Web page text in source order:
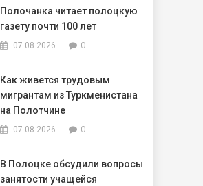
Полочанка читает полоцкую
газету почти 100 лет
07.08.2026 0
Как живется трудовым
мигрантам из Туркменистана
на Полотчине
07.08.2026 0
В Полоцке обсудили вопросы
занятости учащейся